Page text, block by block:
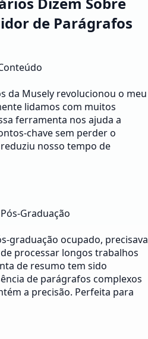
de Parágrafos
da Musely revolucionou o meu
lidamos com muitos
ferramenta nos ajuda a
chave sem perder o
nosso tempo de
Graduação
graduação ocupado, precisava
processar longos trabalhos
de resumo tem sido
de parágrafos complexos
a precisão. Perfeita para